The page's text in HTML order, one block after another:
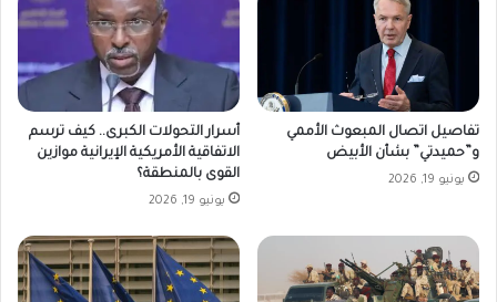
تفاصيل اتصال المبعوث الأممي
و”حميدتي” بشأن الأبيض
يونيو 19, 2026
أسرار التحولات الكبرى.. كيف ترسم
الاتفاقية الأمريكية الإيرانية موازين
القوى بالمنطقة؟
يونيو 19, 2026